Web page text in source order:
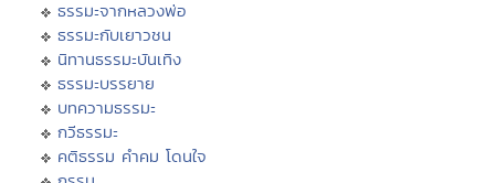
ธรรมะจากหลวงพ่อ
ธรรมะกับเยาวชน
นิทานธรรมะบันเทิง
ธรรมะบรรยาย
บทความธรรมะ
กวีธรรมะ
คติธรรม คำคม โดนใจ